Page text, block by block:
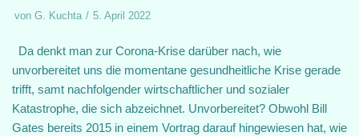
von G. Kuchta 5. April 2022
Da denkt man zur Corona-Krise darüber nach, wie
unvorbereitet uns die momentane gesundheitliche Krise gerade
trifft, samt nachfolgender wirtschaftlicher und sozialer
Katastrophe, die sich abzeichnet. Unvorbereitet? Obwohl Bill
Gates bereits 2015 in einem Vortrag darauf hingewiesen hat, wie